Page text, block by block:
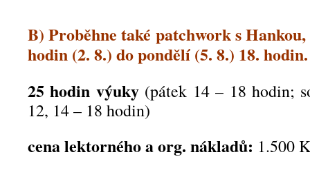
B) Proběhne také patchwork s
hodin (2. 8.) do pondělí (5. 8.) 18. hodin.
25 hodin výuky(pátek 14 – 18 hodin;
12, 14 – 18 hodin)
cena lektorného a org. nákladů: 1.500